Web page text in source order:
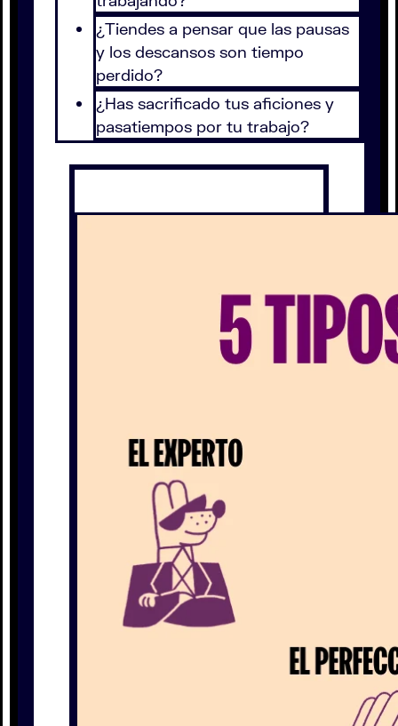
¿Tiendes a pensar que las pausas
y los descansos son tiempo
perdido?
¿Has sacrificado tus aficiones y
pasatiempos por tu trabajo?